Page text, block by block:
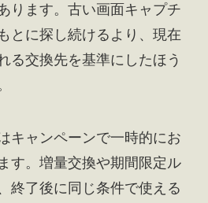
ります。古い画面キャプチ
とに探し続けるより、現在
る交換先を基準にしたほう
キャンペーンで一時的にお
す。増量交換や期間限定ル
終了後に同じ条件で使える